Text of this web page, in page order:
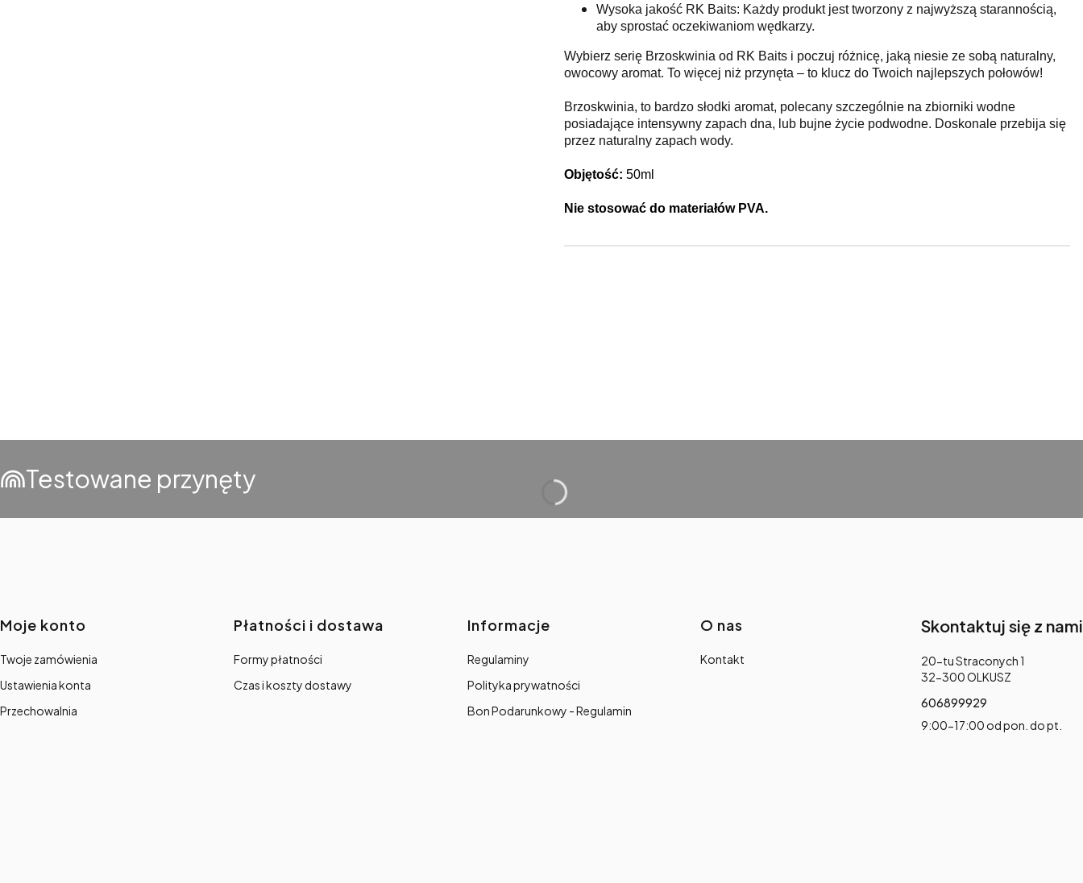
Wysoka jakość RK Baits: Każdy produkt jest tworzony z najwyższą starannością,
aby sprostać oczekiwaniom wędkarzy.
Wybierz serię Brzoskwinia od RK Baits i poczuj różnicę, jaką niesie ze sobą naturalny,
owocowy aromat. To więcej niż przynęta – to klucz do Twoich najlepszych połowów!
Brzoskwinia, to bardzo słodki aromat, polecany szczególnie na zbiorniki wodne
posiadające intensywny zapach dna, lub bujne życie podwodne. Doskonale przebija się
przez naturalny zapach wody.
Objętość: 50ml
Nie stosować do materiałów PVA.
Testowane przynęty
Linki w stopce
Moje konto
Twoje zamówienia
Ustawienia konta
Przechowalnia
Płatności i dostawa
Formy płatności
Czas i koszty dostawy
Informacje
Regulaminy
Polityka prywatności
Bon Podarunkowy - Regulamin
O nas
Kontakt
Skontaktuj się z nami
Adres:
20-tu Straconych 1
32-300 OLKUSZ
606899929
9:00-17:00 od pon. do pt.